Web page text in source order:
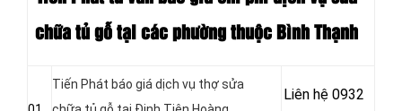
chữa tủ gỗ tại các phường thuộc Bình Thạnh
Tiến Phát báo giá dịch vụ thợ sửa
Liên hệ 0932